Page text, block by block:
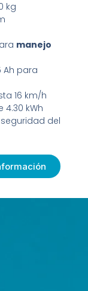
kg
manejo
Ah para
16 km/h
4.30 kWh
del